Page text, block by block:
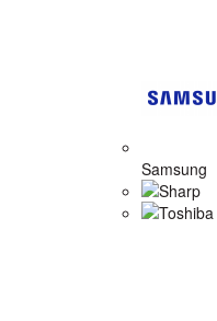
Samsung
Sharp
Toshiba